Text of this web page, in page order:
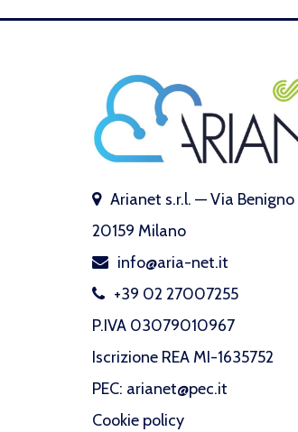
Arianet s.r.l. — Via Benigno
20159 Milano
info@aria-net.it
+39 02 27007255
P.IVA 03079010967
Iscrizione REA MI-1635752
PEC: arianet@pec.it
Cookie policy